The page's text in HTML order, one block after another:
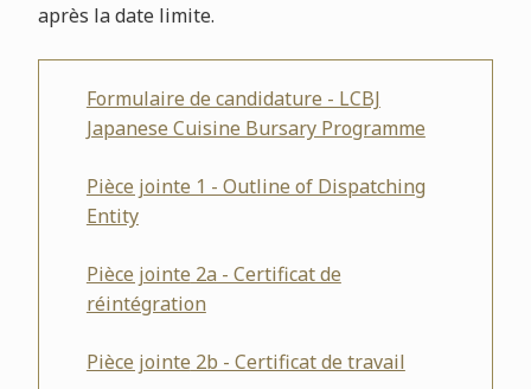
après la date limite.
Formulaire de candidature - LCBJ
Japanese Cuisine Bursary Programme
Pièce jointe 1 - Outline of Dispatching
Entity
Pièce jointe 2a - Certificat de
réintégration
Pièce jointe 2b - Certificat de travail